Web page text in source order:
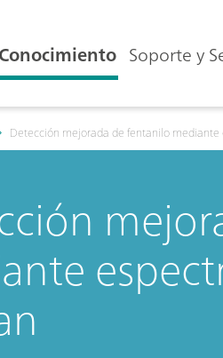
Conocimiento Soporte y
Detección mejorada de fentanilo